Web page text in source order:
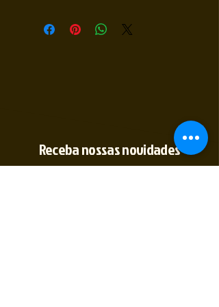
Receba nossas novidades